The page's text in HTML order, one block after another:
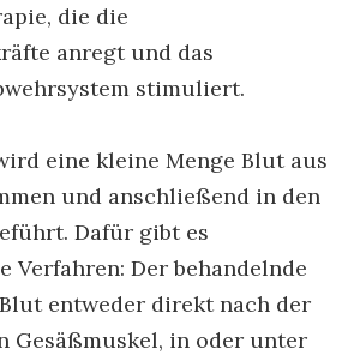
die die
anregt und das
stimuliert.
eine kleine Menge Blut aus
und anschließend in den
Dafür gibt es
Verfahren: Der behandelnde
entweder direkt nach der
Gesäßmuskel, in oder unter